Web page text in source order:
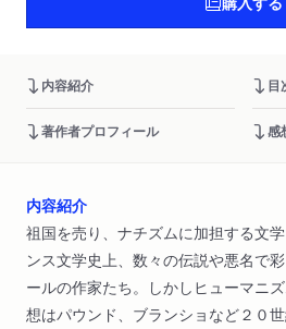
内容紹介 目
著作者プロフィール 感
内容紹介
祖国を売り、ナチズムに加担する文
ンス文学史上、数々の伝説や悪名で
ールの作家たち。しかしヒューマニ
想はパウンド、ブランショなど２０